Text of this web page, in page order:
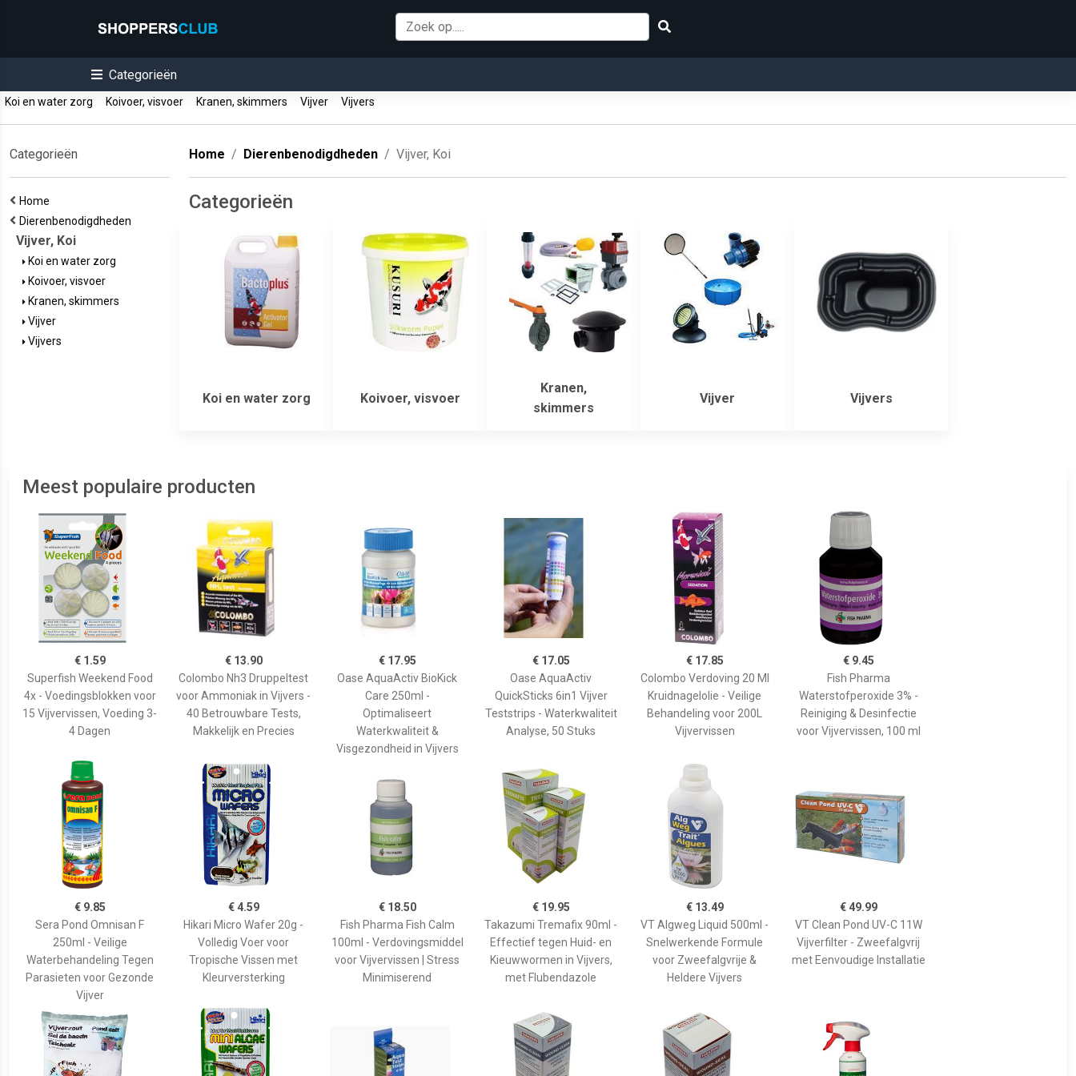
Categorieën
Koi en water zorg Koivoer, visvoer Kranen, skimmers Vijver Vijvers
Categorieën
Home
Dierenbenodigdheden
Vijver, Koi
Koi en water zorg
Koivoer, visvoer
Kranen, skimmers
Vijver
Vijvers
Home Dierenbenodigdheden Vijver, Koi
Categorieën
Koi en water zorg Koivoer, visvoer
Kranen,
skimmers
Vijver Vijvers
Meest populaire producten
€ 1.59
Superfish Weekend Food
4x - Voedingsblokken voor
15 Vijvervissen, Voeding 3-
4 Dagen
€ 13.90
Colombo Nh3 Druppeltest
voor Ammoniak in Vijvers -
40 Betrouwbare Tests,
Makkelijk en Precies
€ 17.95
Oase AquaActiv BioKick
Care 250ml -
Optimaliseert
Waterkwaliteit &
Visgezondheid in Vijvers
€ 17.05
Oase AquaActiv
QuickSticks 6in1 Vijver
Teststrips - Waterkwaliteit
Analyse, 50 Stuks
€ 17.85
Colombo Verdoving 20 Ml
Kruidnagelolie - Veilige
Behandeling voor 200L
Vijvervissen
€ 9.45
Fish Pharma
Waterstofperoxide 3% -
Reiniging & Desinfectie
voor Vijvervissen, 100 ml
€ 9.85
Sera Pond Omnisan F
250ml - Veilige
Waterbehandeling Tegen
Parasieten voor Gezonde
Vijver
€ 4.59
Hikari Micro Wafer 20g -
Volledig Voer voor
Tropische Vissen met
Kleurversterking
€ 18.50
Fish Pharma Fish Calm
100ml - Verdovingsmiddel
voor Vijvervissen | Stress
Minimiserend
€ 19.95
Takazumi Tremafix 90ml -
Effectief tegen Huid- en
Kieuwwormen in Vijvers,
met Flubendazole
€ 13.49
VT Algweg Liquid 500ml -
Snelwerkende Formule
voor Zweefalgvrije &
Heldere Vijvers
€ 49.99
VT Clean Pond UV-C 11W
Vijverfilter - Zweefalgvrij
met Eenvoudige Installatie